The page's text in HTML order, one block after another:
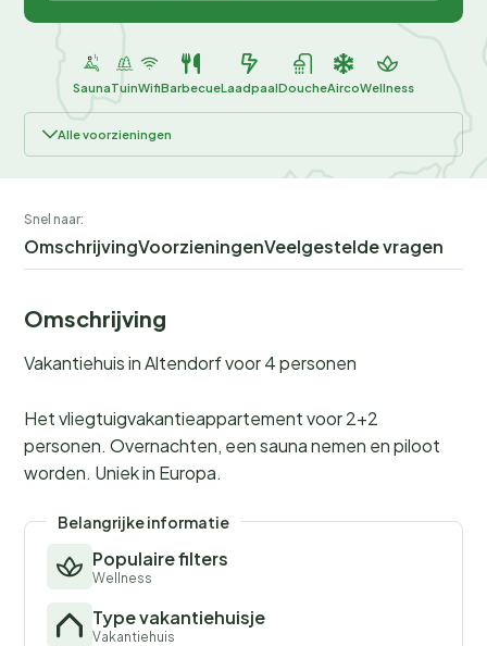
SaunaTuinWifiBarbecueLaadpaalDoucheAircoWellness
Alle voorzieningen
Snel naar:
OmschrijvingVoorzieningenVeelgestelde vragen
Omschrijving
Vakantiehuis in Altendorf voor 4 personen
Het vliegtuigvakantieappartement voor 2+2
personen. Overnachten, een sauna nemen en piloot
worden. Uniek in Europa.
Belangrijke informatie
Populaire filters
Wellness
Type vakantiehuisje
Vakantiehuis